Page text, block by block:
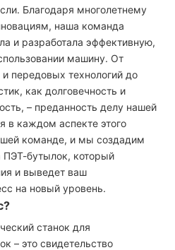
Благодаря многолетнему
наша команда
и разработала эффективную,
машину. От
передовых технологий до
как долговечность и
– преданность делу нашей
в каждом аспекте этого
команде, и мы создадим
ПЭТ-бутылок, который
и выведет ваш
на новый уровень.
станок для
– это свидетельство